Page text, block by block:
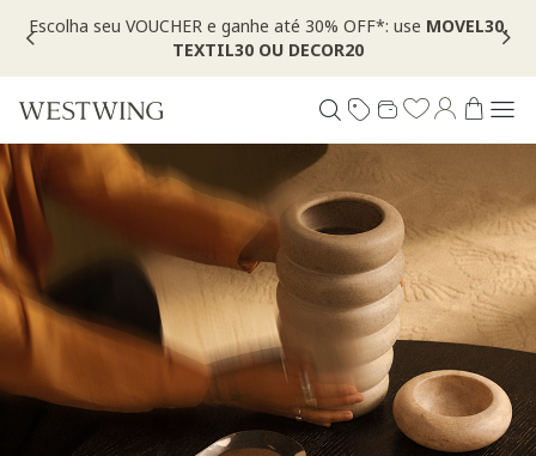
selo Escolha seu VOUCHER e ganhe até 30% OFF*: use
TEXTIL30 OU DECOR20